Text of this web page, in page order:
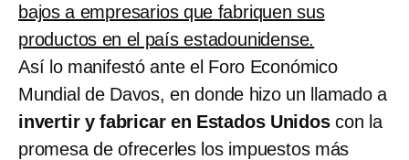
bajos a empresarios que fabriquen sus
productos en el país estadounidense.
Así lo manifestó ante el Foro Económico
Mundial de Davos, en donde hizo un llamado a
invertir y fabricar en Estados Unidos con la
promesa de ofrecerles los impuestos más